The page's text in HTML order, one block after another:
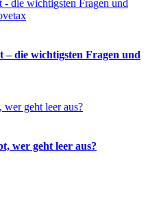
– die wichtigsten Fragen und
wer geht leer aus?